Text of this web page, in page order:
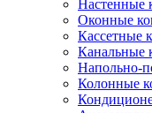
Настенные
Оконные
Кассетные
Канальные
Напольно-
Колонные